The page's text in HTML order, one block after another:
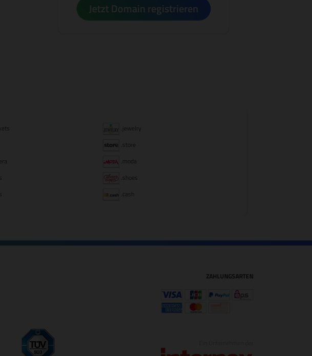
Jetzt Domain registrieren
.jewelry
.store
.moda
.shoes
.cash
ZAHLUNGSARTEN